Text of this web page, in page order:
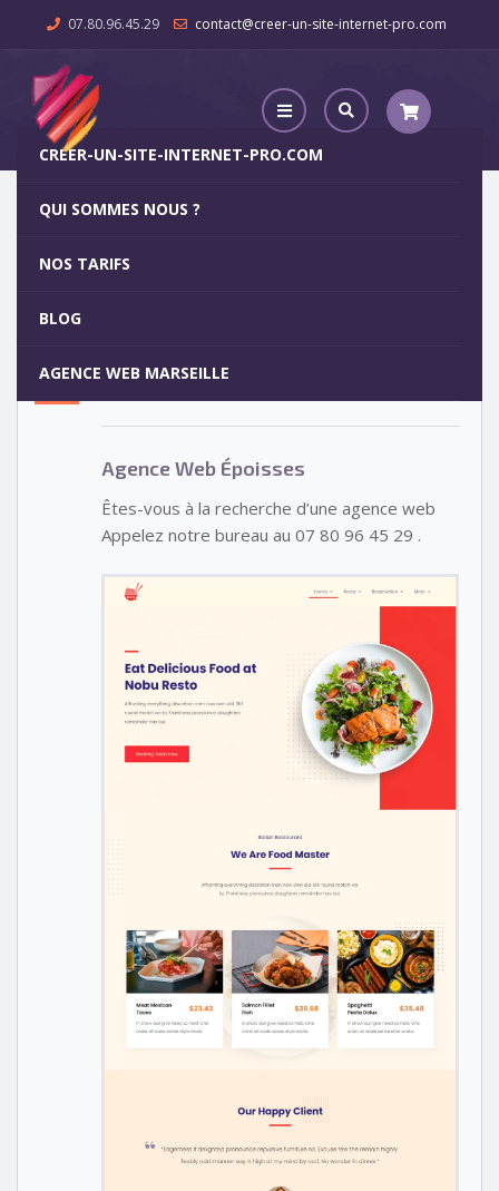
07.80.96.45.29 contact@creer-un-site-internet-pro.com
CREER-UN-SITE-INTERNET-PRO.COM
QUI SOMMES NOUS ?
NOS TARIFS
BLOG
AGENCE WEB MARSEILLE
Agence Web Époisses
5
Votre site internet pour 29€
Agence Web Époisses
Êtes-vous à la recherche d’une agence web
Appelez notre bureau au 07 80 96 45 29 .